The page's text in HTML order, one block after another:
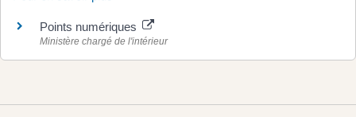
Points numériques
Ministère chargé de l'intérieur